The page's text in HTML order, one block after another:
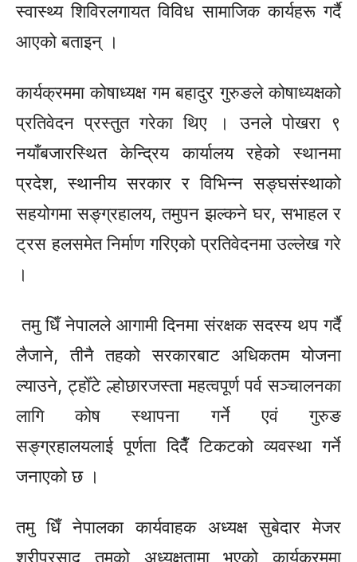
स्वास्थ्यशिविरलगायतविविध सामाजिककार्यहरूगर्दै
आएकोबताइन् ।
कार्यक्रममा कोषाध्यक्ष गम बहादुर गुरुङले कोषाध्यक्षको
प्रतिवेदन प्रस्तुत गरेका थिए । उनले पोखरा ९
नयाँबजारस्थित केन्द्रिय कार्यालय रहेको स्थानमा
प्रदेश, स्थानीय सरकार र विभिन्नसङ्घसंस्थाको
सहयोगमासङ्ग्रहालय, तमुपन झल्कने घर, सभाहल र
ट्रस हलसमेत निर्माण गरिएको प्रतिवेदनमा उल्लेख गरे
।
तमुधिँनेपालले आगामी दिनमा संरक्षक सदस्य थप गर्दै
लैजाने, तीनै तहको सरकारबाट अधिकतम योजना
ल्याउने,ट्होँटे ल्होछारजस्तामहत्वपूर्णपर्व सञ्चालनका
लागि कोष स्थापना गर्ने एवं गुरुङ
सङ्ग्रहालयलाईपूर्णतादिदैँटिकटको व्यवस्था गर्ने
जनाएको छ ।
तमुधिँनेपालकाकार्यवाहकअध्यक्ष सुबेदार मेजर
श्रीप्रसादतमुको अध्यक्षतामा भएको कार्यक्रममा